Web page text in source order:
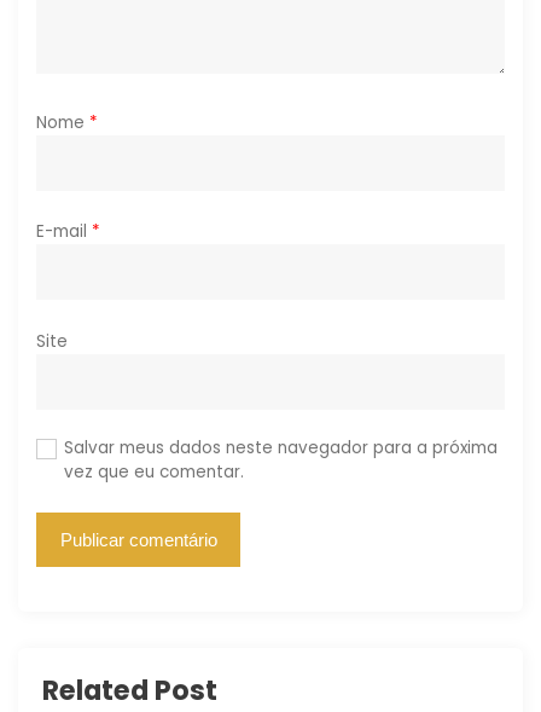
Nome *
E-mail *
Site
Salvar meus dados neste navegador para a próxima
vez que eu comentar.
Related Post